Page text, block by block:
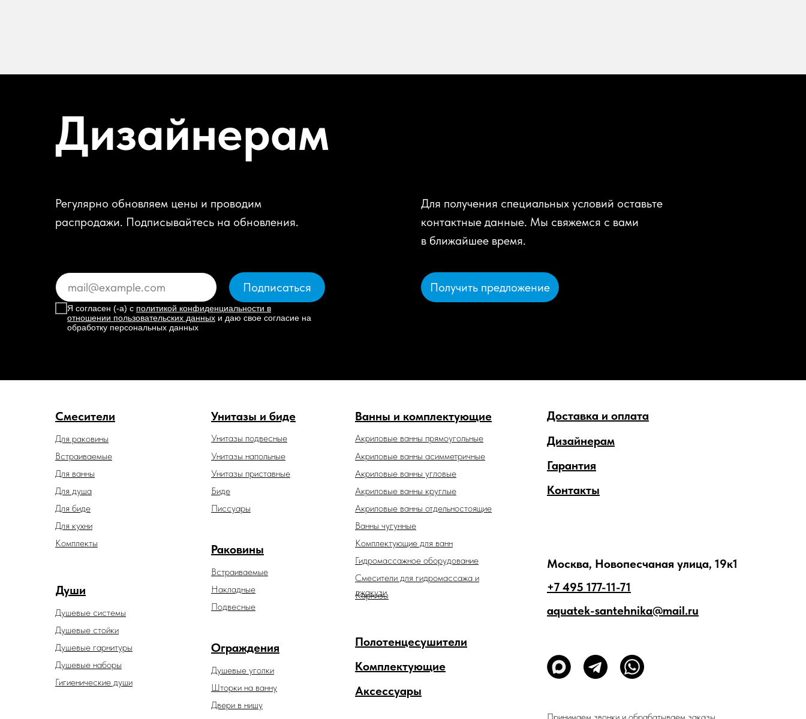
Дизайнерам
Регулярно обновляем цены и проводим
распродажи. Подписывайтесь на обновления.
Я согласен (-а) с политикой конфиденциальности в
отношении пользовательских данных и даю свое согласие на
обработку персональных данных
Подписаться
Для получения специальных условий оставьте
контактные данные. Мы свяжемся с вами
в ближайшее время.
Получить предложение
Смесители
Души
Душевые гарнитуры
Душевые системы
Гигиенические души
Душевые наборы
Унитазы и биде
Унитазы подвесные
Унитазы напольные
Унитазы приставные
Раковины
Встраиваемые
Накладные
Подвесные
Встраиваемые
Для биде
Для ванны
Для душа
Для раковины
Для кухни
Ванны и комплектующие
Акриловые ванны прямоугольные
Ограждения
Душевые уголки
Шторки на ванну
Двери в нишу
Аксессуары
Комплектующие
Дизайнерам
Доставка и оплата
Гарантия
Контакты
Душевые стойки
Биде
Акриловые ванны отдельностоящие
Акриловые ванны асимметричные
Акриловые ванны угловые
Акриловые ванны круглые
Ванны чугунные
Комплектующие для ванн
Гидромассажное оборудование
Смесители для гидромассажа и
джакузи
Карнизы
Полотенцесушители
Комплекты
Писсуары
Москва, Новопесчаная улица, 19к1
+7 495 177-11-71
aquatek-santehnika@mail.ru